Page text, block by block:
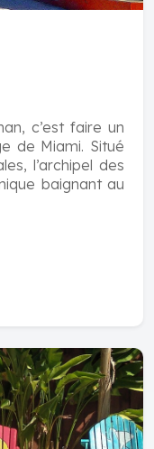
c’est faire un
de Miami. Situé
l’archipel des
baignant au